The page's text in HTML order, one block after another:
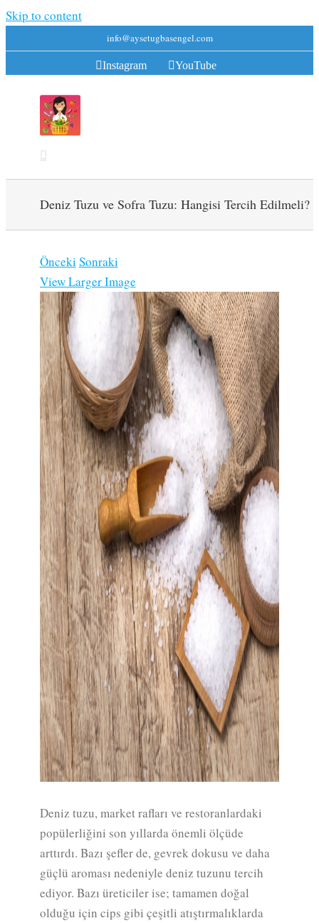
Skip to content
info@aysetugbasengel.com
Instagram YouTube
Deniz Tuzu ve Sofra Tuzu: Hangisi Tercih Edilmeli?
Önceki Sonraki
View Larger Image
Deniz tuzu, market rafları ve restoranlardaki
popülerliğini son yıllarda önemli ölçüde
arttırdı. Bazı şefler de, gevrek dokusu ve daha
güçlü aroması nedeniyle deniz tuzunu tercih
ediyor. Bazı üreticiler ise; tamamen doğal
olduğu için cips gibi çeşitli atıştırmalıklarda